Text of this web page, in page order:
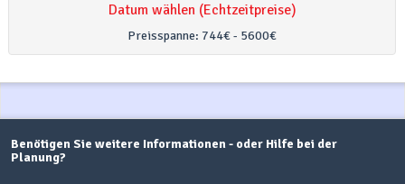
Datum wählen (Echtzeitpreise)
Preisspanne: 744€ - 5600€
Benötigen Sie weitere Informationen - oder Hilfe bei der
Planung?